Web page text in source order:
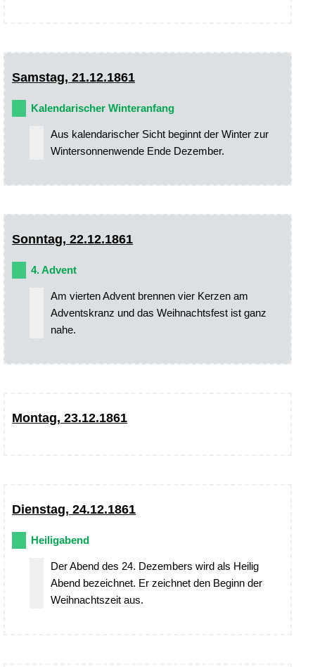
Samstag, 21.12.1861
Kalendarischer Winteranfang
Aus kalendarischer Sicht beginnt der Winter zur
Wintersonnenwende Ende Dezember.
Sonntag, 22.12.1861
4. Advent
Am vierten Advent brennen vier Kerzen am
Adventskranz und das Weihnachtsfest ist ganz
nahe.
Montag, 23.12.1861
Dienstag, 24.12.1861
Heiligabend
Der Abend des 24. Dezembers wird als Heilig
Abend bezeichnet. Er zeichnet den Beginn der
Weihnachtszeit aus.